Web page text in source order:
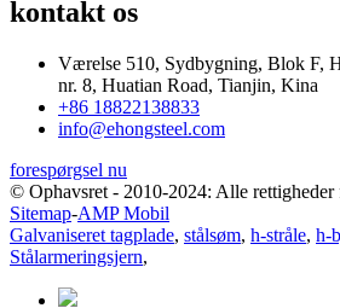
kontakt os
Værelse 510, Sydbygning, Blok F,
nr. 8, Huatian Road, Tianjin, Kina
+86 18822138833
info@ehongsteel.com
forespørgsel nu
© Ophavsret - 2010-2024: Alle rettigheder
Sitemap-AMP Mobil
Galvaniseret tagplade, stålsøm, h-stråle, h-
Stålarmeringsjern,